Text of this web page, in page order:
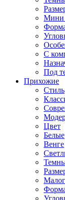
Мини
С
Под
Прихожие
Стиль
Цвет
Белые
Венге